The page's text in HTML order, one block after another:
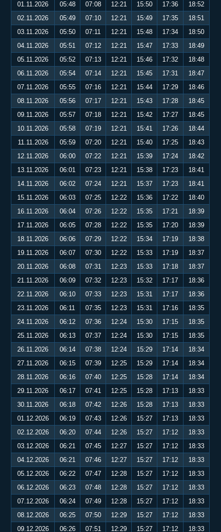
01.11.2026 05:48 07:08 12:21 15:50 17:36
18:52
02.11.2026
05:49 07:10 12:21 15:49 17:35
18:51
03.11.2026
05:50 07:11 12:21 15:48 17:34
18:50
04.11.2026
05:51 07:12 12:21 15:47 17:33
18:49
05.11.2026
05:52 07:13 12:21 15:46 17:32
18:48
06.11.2026
05:54 07:14 12:21 15:45 17:31
18:47
07.11.2026
05:55 07:16 12:21 15:44 17:29
18:46
08.11.2026
05:56 07:17 12:21 15:43 17:28
18:45
09.11.2026
05:57 07:18 12:21 15:42 17:27
18:45
10.11.2026
05:58 07:19 12:21 15:41 17:26
18:44
11.11.2026
05:59 07:20 12:21 15:40 17:25
18:43
12.11.2026
06:00 07:22 12:21 15:39 17:24
18:42
13.11.2026
06:01 07:23 12:21 15:38 17:23
18:41
14.11.2026
06:02 07:24 12:21 15:37 17:23
18:41
15.11.2026
06:03 07:25 12:22 15:36 17:22
18:40
16.11.2026
06:04 07:26 12:22 15:35 17:21
18:39
17.11.2026
06:05 07:28 12:22 15:35 17:20
18:39
18.11.2026
06:06 07:29 12:22 15:34 17:19
18:38
19.11.2026
06:07 07:30 12:22 15:33 17:19
18:37
20.11.2026
06:08 07:31 12:23 15:33 17:18
18:37
21.11.2026
06:09 07:32 12:23 15:32 17:17
18:36
22.11.2026
06:10 07:33 12:23 15:31 17:17
18:36
23.11.2026
06:11 07:35 12:23 15:31 17:16
18:35
24.11.2026
06:12 07:36 12:24 15:30 17:15
18:35
25.11.2026
06:13 07:37 12:24 15:30 17:15
18:35
26.11.2026
06:14 07:38 12:24 15:29 17:14
18:34
27.11.2026
06:15 07:39 12:25 15:29 17:14
18:34
28.11.2026
06:16 07:40 12:25 15:28 17:14
18:34
29.11.2026
06:17 07:41 12:25 15:28 17:13
18:33
30.11.2026
06:18 07:42 12:26 15:28 17:13
18:33
01.12.2026
06:19 07:43 12:26 15:27 17:13
18:33
02.12.2026
06:20 07:44 12:26 15:27 17:12
18:33
03.12.2026
06:21 07:45 12:27 15:27 17:12
18:33
04.12.2026
06:21 07:46 12:27 15:27 17:12
18:33
05.12.2026
06:22 07:47 12:28 15:27 17:12
18:33
06.12.2026
06:23 07:48 12:28 15:27 17:12
18:33
07.12.2026
06:24 07:49 12:28 15:27 17:12
18:33
08.12.2026
06:25 07:50 12:29 15:27 17:12
18:33
09.12.2026
06:26 07:51 12:29 15:27 17:12
18:33